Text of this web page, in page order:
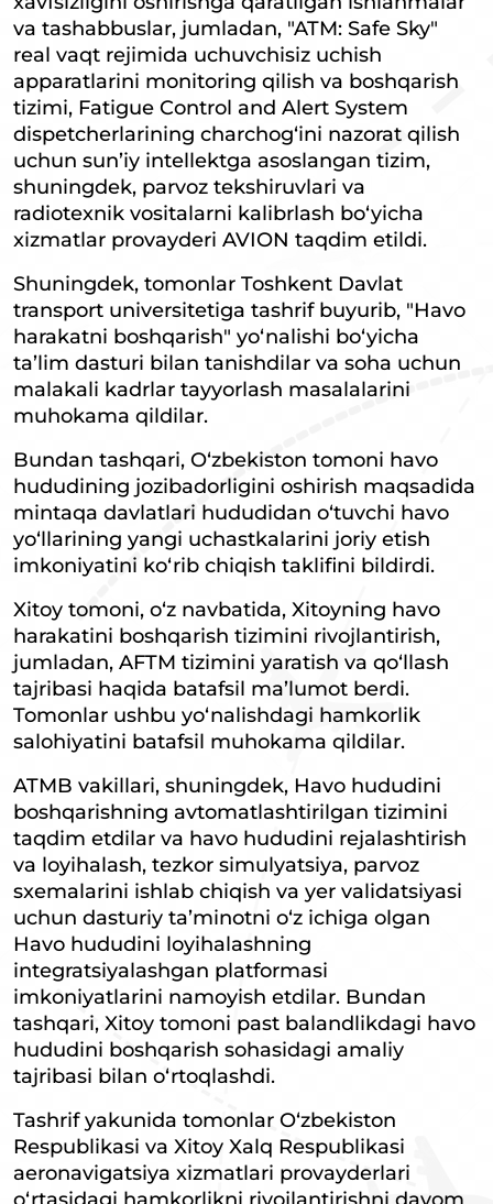
va tashabbuslar, jumladan, "ATM: Safe Sky"
real vaqt rejimida uchuvchisiz uchish
apparatlarini monitoring qilish va boshqarish
tizimi, Fatigue Control and Alert System
dispetcherlarining charchog‘ini nazorat qilish
uchun sun’iy intellektga asoslangan tizim,
shuningdek, parvoz tekshiruvlari va
radiotexnik vositalarni kalibrlash bo‘yicha
xizmatlar provayderi AVION taqdim etildi.
Shuningdek, tomonlar Toshkent Davlat
transport universitetiga tashrif buyurib, "Havo
harakatni boshqarish" yo‘nalishi bo‘yicha
ta’lim dasturi bilan tanishdilar va soha uchun
malakali kadrlar tayyorlash masalalarini
muhokama qildilar.
Bundan tashqari, O‘zbekiston tomoni havo
hududining jozibadorligini oshirish maqsadida
mintaqa davlatlari hududidan o‘tuvchi havo
yo‘llarining yangi uchastkalarini joriy etish
imkoniyatini ko‘rib chiqish taklifini bildirdi.
Xitoy tomoni, o‘z navbatida, Xitoyning havo
harakatini boshqarish tizimini rivojlantirish,
jumladan, AFTM tizimini yaratish va qo‘llash
tajribasi haqida batafsil ma’lumot berdi.
Tomonlar ushbu yo‘nalishdagi hamkorlik
salohiyatini batafsil muhokama qildilar.
ATMB vakillari, shuningdek, Havo hududini
boshqarishning avtomatlashtirilgan tizimini
taqdim etdilar va havo hududini rejalashtirish
va loyihalash, tezkor simulyatsiya, parvoz
sxemalarini ishlab chiqish va yer validatsiyasi
uchun dasturiy ta’minotni o‘z ichiga olgan
Havo hududini loyihalashning
integratsiyalashgan platformasi
imkoniyatlarini namoyish etdilar. Bundan
tashqari, Xitoy tomoni past balandlikdagi havo
hududini boshqarish sohasidagi amaliy
tajribasi bilan o‘rtoqlashdi.
Tashrif yakunida tomonlar O‘zbekiston
Respublikasi va Xitoy Xalq Respublikasi
aeronavigatsiya xizmatlari provayderlari